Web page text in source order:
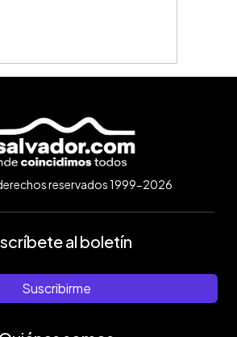
reservados 1999-2026
al boletín
Suscribirme